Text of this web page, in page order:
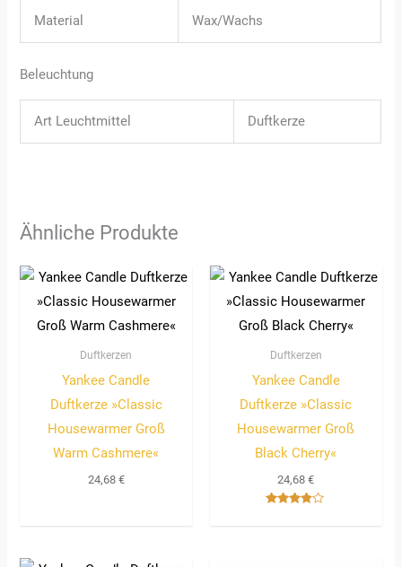
Material Wax/Wachs
Beleuchtung
Art Leuchtmittel Duftkerze
Ähnliche Produkte
Duftkerzen
Yankee Candle
Duftkerze »Classic
Housewarmer Groß
Warm Cashmere«
24,68 €
Duftkerzen
Yankee Candle
Duftkerze »Classic
Housewarmer Groß
Black Cherry«
24,68€